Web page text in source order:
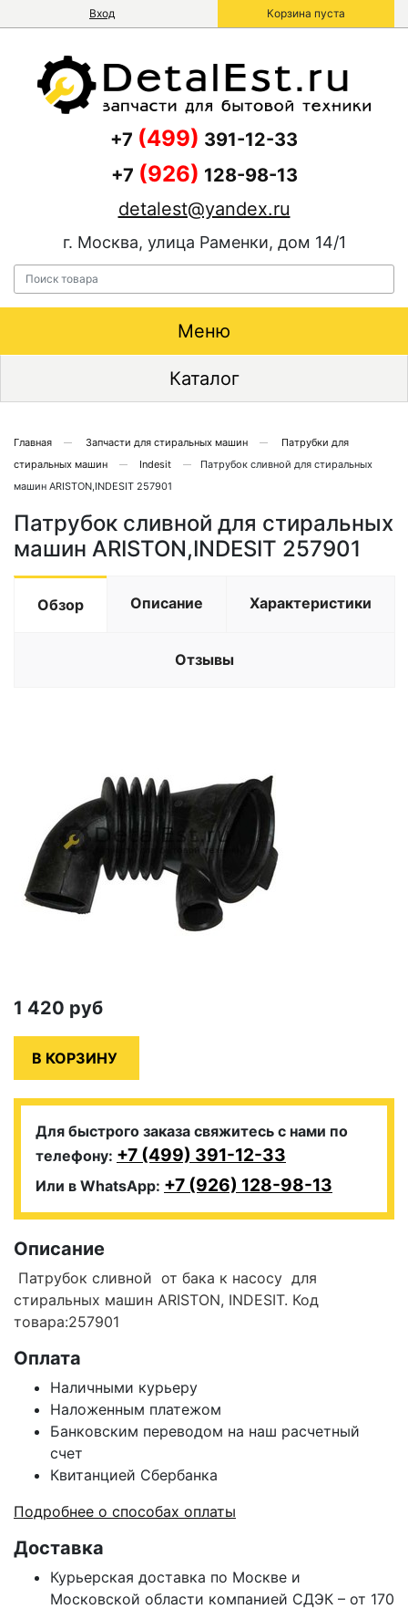
Вход Корзина пуста
+7 (499) 391-12-33
+7 (926) 128-98-13
detalest@yandex.ru
г. Москва, улица Раменки, дом 14/1
Меню
Каталог
Главная Запчасти для стиральных машин
Патрубки для
стиральных машин
Indesit
Патрубок сливной для стиральных
машин ARISTON,INDESIT 257901
Патрубок сливной для стиральных
машин ARISTON,INDESIT 257901
Обзор Описание Характеристики
Отзывы
1 420 руб
Для быстрого заказа свяжитесь с нами по
телефону: +7 (499) 391-12-33
Или в WhatsApp: +7 (926) 128-98-13
Описание
Патрубок сливной от бака к насосу для
стиральных машин ARISTON, INDESIT. Код
товара:257901
Оплата
Наличными курьеру
Наложенным платежом
Банковским переводом на наш расчетный
счет
Квитанцией Сбербанка
Подробнее о способах оплаты
Доставка
Курьерская доставка по Москве и
Московской области компанией СДЭК – от 170